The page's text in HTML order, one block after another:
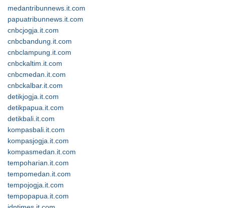
medantribunnews.it.com
papuatribunnews.it.com
cnbcjogja.it.com
cnbcbandung.it.com
cnbclampung.it.com
cnbckaltim.it.com
cnbcmedan.it.com
cnbckalbar.it.com
detikjogja.it.com
detikpapua.it.com
detikbali.it.com
kompasbali.it.com
kompasjogja.it.com
kompasmedan.it.com
tempoharian.it.com
tempomedan.it.com
tempojogja.it.com
tempopapua.it.com